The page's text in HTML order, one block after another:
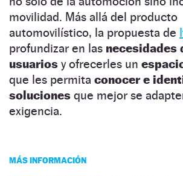
movilidad. Más allá del producto
automovilístico, la propuesta de
profundizar en las necesidades
usuarios y ofrecerles un
que les permita conocer e
soluciones que mejor se
exigencia.
MÁS INFORMACIÓN